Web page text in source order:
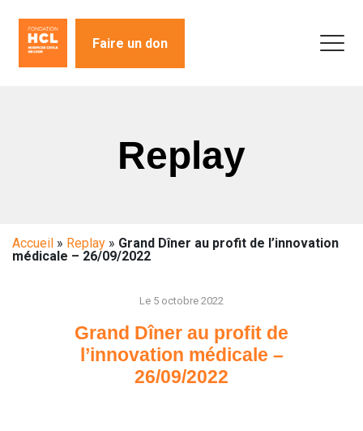
Faire un don
Replay
Accueil » Replay » Grand Dîner au profit de l’innovation
médicale – 26/09/2022
Le 5 octobre 2022
Grand Dîner au profit de
l’innovation médicale –
26/09/2022